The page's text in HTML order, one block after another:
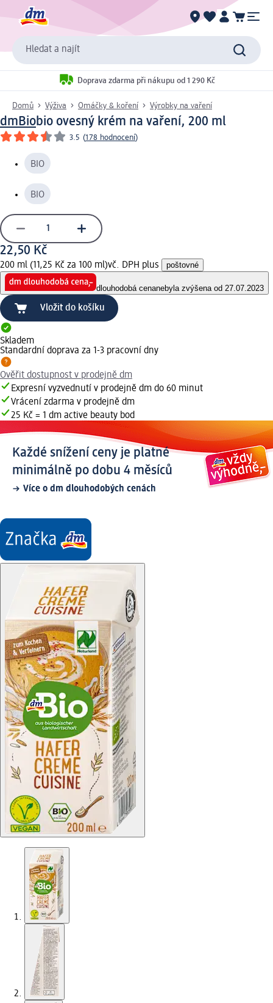
Hledat a najít
Doprava zdarma při nákupu od 1 290 Kč
Domů Výživa Omáčky & koření Výrobky na vaření
dmBiobio ovesný krém na vaření, 200 ml
3.5 (178 hodnocení)
BIO
BIO
22,50 Kč
200 ml (11,25 Kč za 100 ml)vč. DPH plus poštovné
dlouhodobá cenanebyla zvýšena od 27.07.2023
Vložit do košíku
Skladem
Standardní doprava za 1-3 pracovní dny
Ověřit dostupnost v prodejně dm
Expresní vyzvednutí v prodejně dm do 60 minut
Vrácení zdarma v prodejně dm
25 Kč = 1 dm active beauty bod
Každé snížení ceny je platné
minimálně po dobu 4 měsíců
Více o dm dlouhodobých cenách